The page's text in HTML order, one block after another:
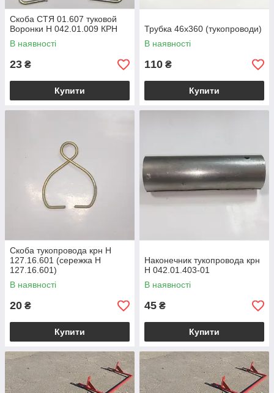
Скоба СТЯ 01.607 туковой
Воронки Н 042.01.009 КРН
В наявності
23 ₴
Купити
Трубка 46х360 (тукопроводи)
В наявності
110 ₴
Купити
Скоба тукопровода крн Н
127.16.601 (сережка Н
127.16.601)
В наявності
20 ₴
Купити
Наконечник тукопровода крн
Н 042.01.403-01
В наявності
45 ₴
Купити